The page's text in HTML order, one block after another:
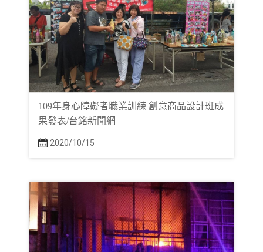
109年身心障礙者職業訓練 創意商品設計班成
果發表/台銘新聞網
2020/10/15